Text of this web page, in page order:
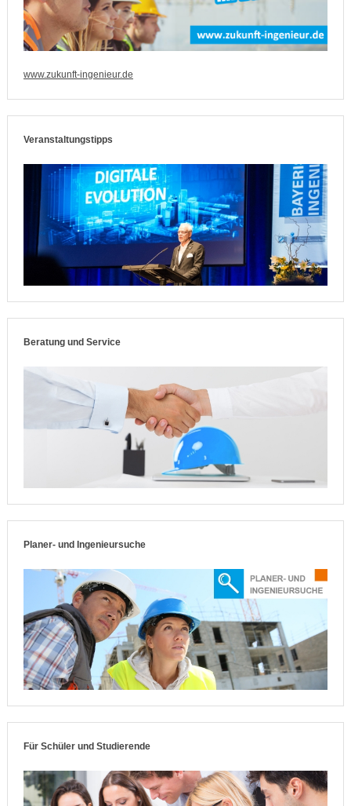
www.zukunft-ingenieur.de
Veranstaltungstipps
Beratung und Service
Planer- und Ingenieursuche
Für Schüler und Studierende